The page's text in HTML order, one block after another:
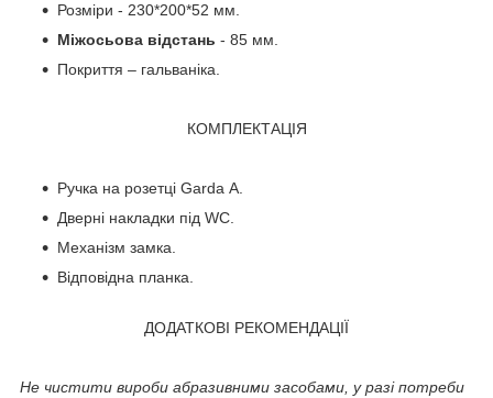
Розміри - 230*200*52 мм.
Міжосьова відстань - 85 мм.
Покриття – гальваніка.
КОМПЛЕКТАЦІЯ
Ручка на розетці Garda А.
Дверні накладки під WC.
Механізм замка.
Відповідна планка.
ДОДАТКОВІ РЕКОМЕНДАЦІЇ
Не чистити вироби абразивними засобами, у разі потреби